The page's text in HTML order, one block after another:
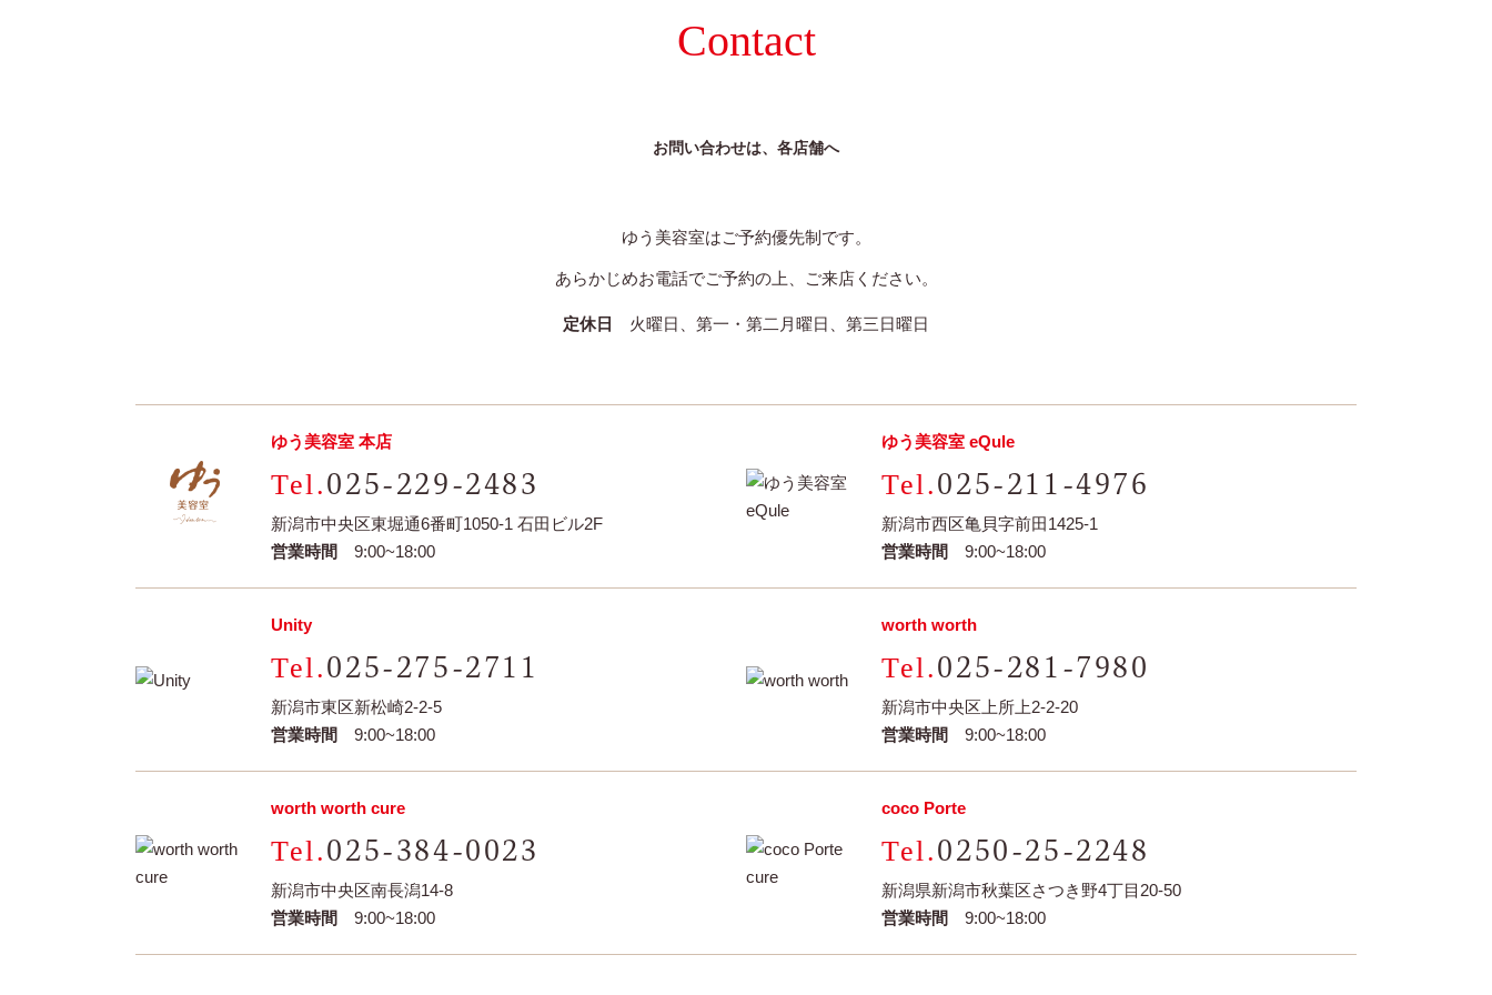
Contact
お問い合わせは、各店舗へ
ゆう美容室はご予約優先制です。
あらかじめお電話でご予約の上、ご来店ください。
定休日 火曜日、第一・第二月曜日、第三日曜日
ゆう美容室 本店
025-229-2483
新潟市中央区東堀通6番町1050-1 石田ビル2F
営業時間
9:00~18:00
ゆう美容室 eQule
025-211-4976
新潟市西区亀貝字前田1425-1
営業時間
9:00~18:00
Unity
025-275-2711
新潟市東区新松崎2-2-5
営業時間
9:00~18:00
worth worth
025-281-7980
新潟市中央区上所上2-2-20
営業時間
9:00~18:00
worth worth cure
025-384-0023
新潟市中央区南長潟14-8
営業時間
9:00~18:00
coco Porte
0250-25-2248
新潟県新潟市秋葉区さつき野4丁目20-50
営業時間
9:00~18:00